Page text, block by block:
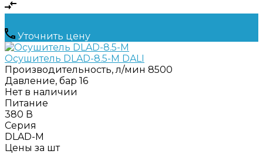
Уточнить цену
Осушитель DLAD-8.5-M DALI
Производительность, л/мин 8500
Давление, бар 16
Нет в наличии
Питание
380 В
Серия
DLAD-M
Цены за шт